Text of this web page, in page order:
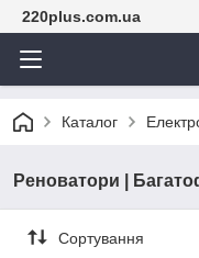
220plus.com.ua
Каталог
Реноватори |
Сортування